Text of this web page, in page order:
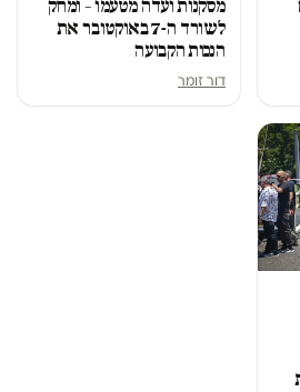
מסקנות ועדה מטעמו – ומחק
לשורד ה-7 באוקטובר את
הנכות הקבועה
דור זומר